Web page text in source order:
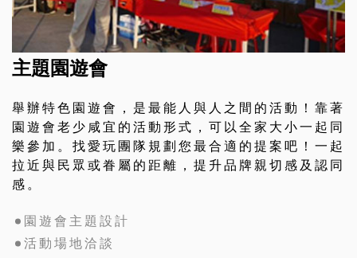
主題園遊會
舉辦特色園遊會，是最能人與人之間的活動！靠著
園遊會老少咸宜的活動形式，可以全家大小一起同
樂參加。找愛玩團隊規劃您最合適的提案吧！一起
拉近與民眾或眷屬的距離，提升品牌親切感及認同
感。
園遊會主題設計
活動場地洽談